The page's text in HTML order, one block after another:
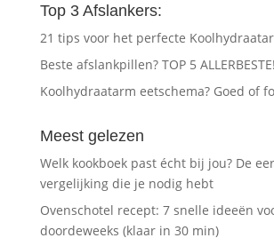
Top 3 Afslankers:
21 tips voor het perfecte
Beste afslankpillen? TOP 5 ALLERBESTE!
Koolhydraatarm eetschema? Goed of
Meest gelezen
Welk kookboek past écht bij jou? De
vergelijking die je nodig hebt
Ovenschotel recept: 7 snelle ideeën
doordeweeks (klaar in 30 min)